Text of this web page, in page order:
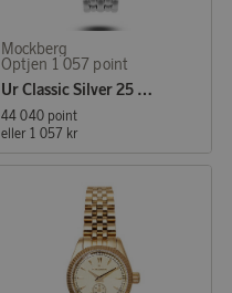
Mockberg
Optjen 1 057 point
Ur Classic Silver 25 mm
44 040 point
eller 1 057 kr